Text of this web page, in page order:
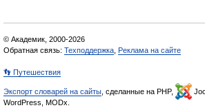
© Академик, 2000-2026
Обратная связь: Техподдержка Реклама на сайте
👣 Путешествия
Экспорт словарей на сайты , сделанные на PHP,
WordPress, MODx.